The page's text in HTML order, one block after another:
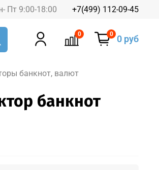
Пт 9:00-18:00 +7(499) 112-09-45
0 0 0 руб
банкнот, валют
банкнот